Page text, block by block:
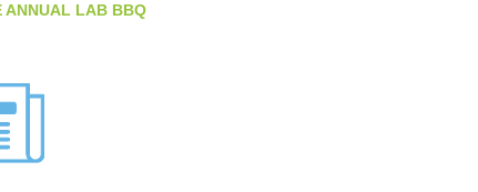
ANNUAL LAB BBQ